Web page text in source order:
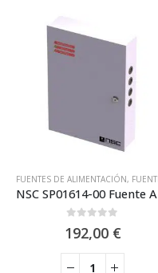
FUENTES DE ALIMENTACIÓN, FUENTES DE
192,00 €